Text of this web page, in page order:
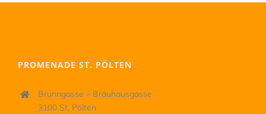
PROMENADE ST. PÖLTEN
Brunngasse – Bräuhausgasse
3100 St. Pölten